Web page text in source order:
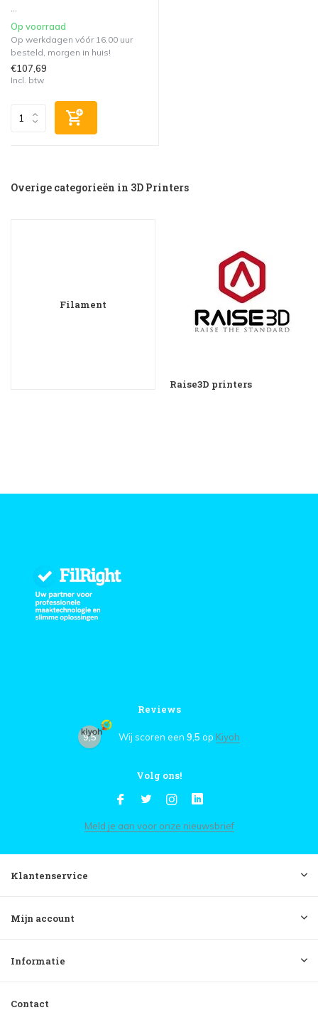
...
Op voorraad
Op werkdagen vóór 16.00 uur
besteld, morgen in huis!
€107,69
Incl. btw
Overige categorieën in 3D Printers
Filament
Raise3D printers
Reviews
9,5 Wij scoren een 9,5 op Kiyoh
Volg ons!
Meld je aan voor onze nieuwsbrief
Klantenservice
Mijn account
Informatie
Contact